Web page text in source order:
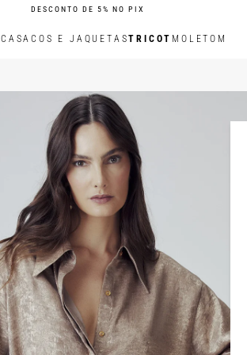
DESCONTO DE 5% NO PIX
CASACOS E JAQUETASTRICOT MOLETOM